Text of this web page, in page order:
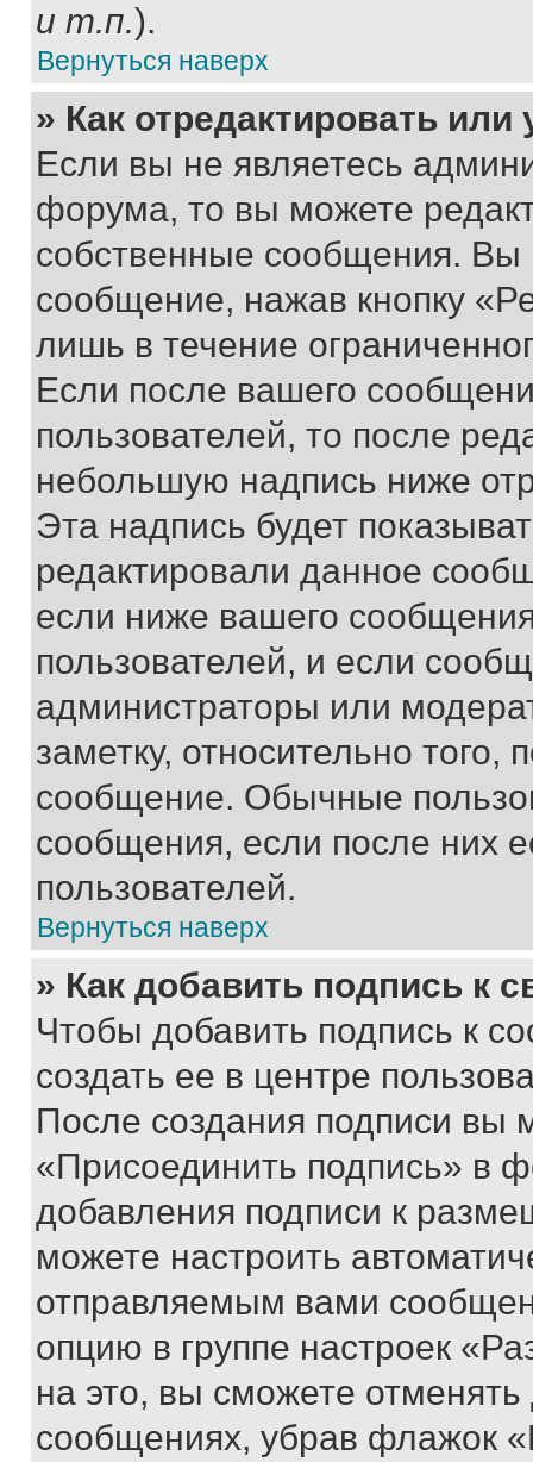
и т.п.).
Вернуться наверх
» Как отредактировать
Если вы не являетесь
форума, то вы можете
собственные сообщения. Вы
сообщение, нажав кнопку
лишь в течение
Если после вашего
пользователей, то после
небольшую надпись ниже
Эта надпись будет
редактировали данное
если ниже вашего
пользователей, и если
администраторы или
заметку, относительно
сообщение. Обычные
сообщения, если после них
пользователей.
Вернуться наверх
» Как добавить подпись к
Чтобы добавить подпись к
создать ее в центре
После создания подписи вы
«Присоединить подпись» в
добавления подписи к
можете настроить
отправляемым вами
опцию в группе настроек
на это, вы сможете
сообщениях, убрав флажок